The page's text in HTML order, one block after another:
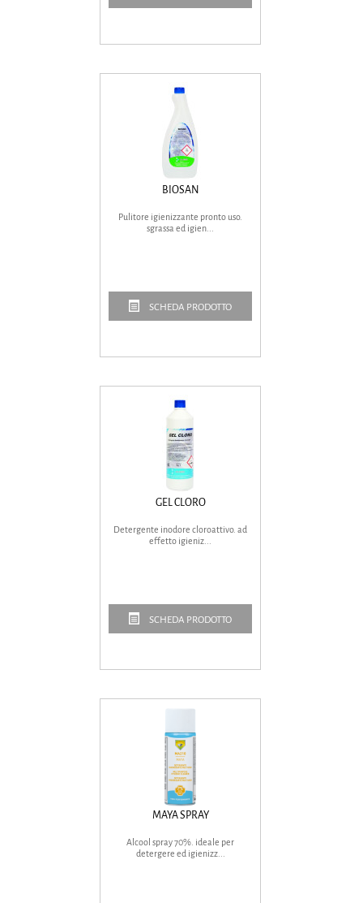
BIOSAN
Pulitore igienizzante pronto uso.
sgrassa ed igien...
SCHEDA PRODOTTO
GEL CLORO
Detergente inodore cloroattivo. ad
effetto igieniz...
SCHEDA PRODOTTO
MAYA SPRAY
Alcool spray 70%. ideale per
detergere ed igienizz...